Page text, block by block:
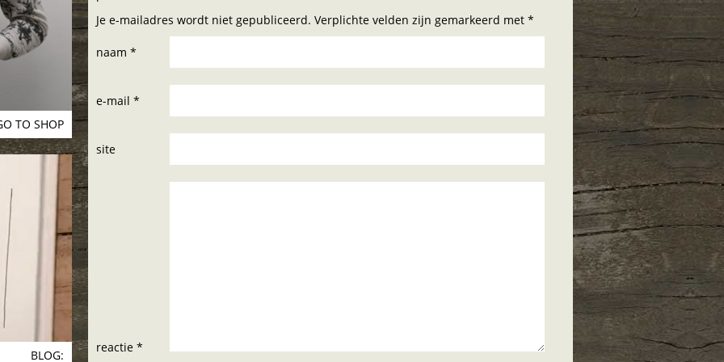
TO SHOP
BLOG:
Je e-mailadres wordt niet gepubliceerd. Verplichte velden zijn gemarkeerd met *
naam *
e-mail *
site
reactie *